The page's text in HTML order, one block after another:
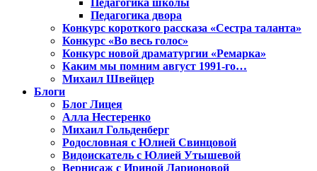
Педагогика школы
Педагогика двора
Конкурс короткого рассказа «Сестра таланта»
Конкурс «Во весь голос»
Конкурс новой драматургии «Ремарка»
Каким мы помним август 1991-го…
Михаил Швейцер
Блоги
Блог Лицея
Алла Нестеренко
Михаил Гольденберг
Родословная с Юлией Свинцовой
Видоискатель с Юлией Утышевой
Вернисаж с Ириной Ларионовой